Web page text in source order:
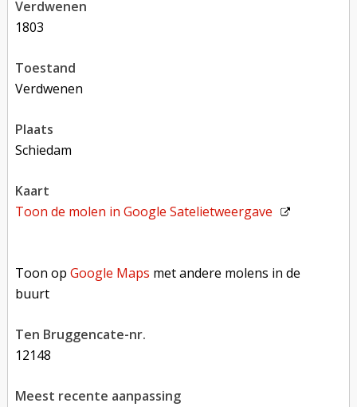
verdwenen
1803
toestand
verdwenen
plaats
Schiedam
kaart
Toon de molen inGoogle Satelietweergave
Toon opGoogle Maps met andere molens in de
buurt
Ten Bruggencate-nr.
12148
Meest recente aanpassing